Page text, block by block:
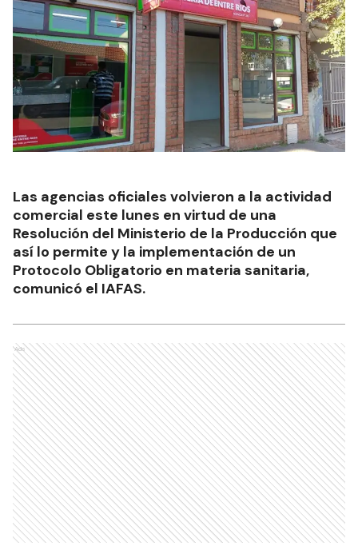
Las agencias oficiales volvieron a la actividad
comercial este lunes en virtud de una
Resolución del Ministerio de la Producción que
así lo permite y la implementación de un
Protocolo Obligatorio en materia sanitaria,
comunicó el IAFAS.
Ads